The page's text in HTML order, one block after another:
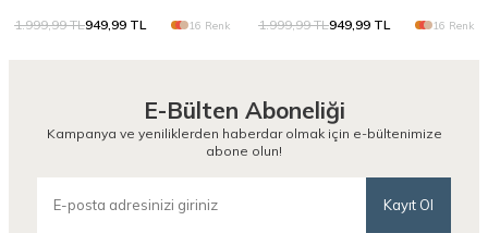
1.999,99TL949,99 TL 16 Renk 1.999,99TL949,99 TL 16 Renk
E-Bülten Aboneliği
Kampanya ve yeniliklerden haberdar olmak için e-bültenimize
abone olun!
Kayıt Ol